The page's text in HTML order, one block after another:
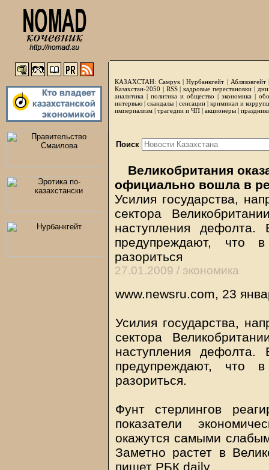
КАЗАХСТАН: Самрук |Нурбанкгейт | Аблязовгейт
Казахстан-2050 | RSS|кадровые перестановки|
аналитика | политика и общество | экономика |
интервью |скандалы | сенсации|криминал и
империализм | трагедии и ЧП | акционеры |
Поиск
Великобритания
официально вошла в
Усилия государства,
сектора
наступления
предупреждают, что
разориться
27.01.2009 / экономика
www.newsru.com, 23
Усилия государства,
сектора
наступления
предупреждают, что
разориться.
Фунт стерлингов
показатели
окажутся самыми
Заметно растет в
пишет РБК daily.